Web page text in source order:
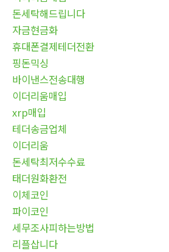
돈세탁해드립니다
자금현금화
휴대폰결제테더전환
핑돈믹싱
바이낸스전송대행
이더리움매입
xrp매입
테더송금업체
이더리움
돈세탁최저수수료
태더원화환전
이체코인
파이코인
세무조사피하는방법
리플삽니다